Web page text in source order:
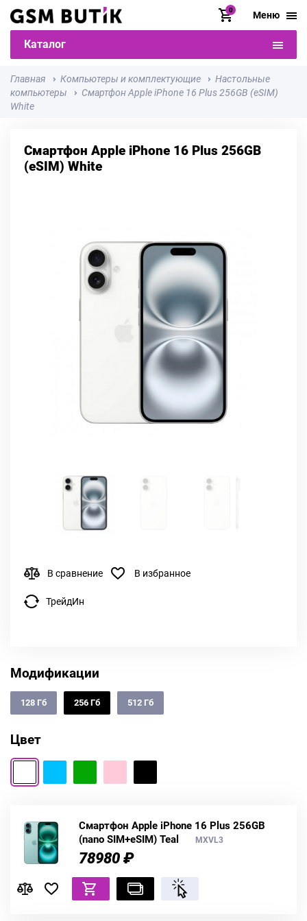
0 Меню
Каталог
Главная Компьютеры и комплектующие
Настольные
компьютеры
Смартфон Apple iPhone 16 Plus 256GB (eSIM)
White
Смартфон Apple iPhone 16 Plus 256GB
(eSIM) White
В сравнение В избранное
ТрейдИн
Модификации
128 Гб 256 Гб 512 Гб
Цвет
Смартфон Apple iPhone 16 Plus 256GB
(nano SIM+eSIM) Teal
MXVL3
78980 ₽